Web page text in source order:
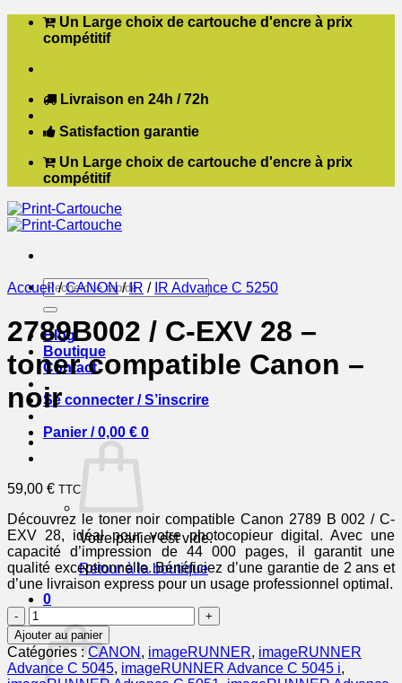
Passer Un Large choix de cartouche d'encre à prix
compétitif
Livraison en 24h / 72h
Satisfaction garantie
Un Large choix de cartouche d'encre à prix
compétitif
Recherche
pour :
Blog
Boutique
Contact
Se connecter / S’inscrire
Panier /0,00 € 0
Votre panier est vide.
Retour à la boutique
0
Accueil / CANON / IR / IR Advance C 5250
2789B002 / C-EXV 28 –
toner compatible Canon –
noir
59,00 € TTC
Découvrez le toner noir compatible Canon 2789 B 002 / C-
EXV 28, idéal pour votre photocopieur digital. Avec une
capacité d’impression de 44 000 pages, il garantit une
qualité exceptionnelle. Bénéficiez d’une garantie de 2 ans et
d’une livraison express pour un usage professionnel optimal.
quantité
de
2789B002
/
C-
Ajouter au panier
Catégories :CANON , imageRUNNER, imageRUNNER
Advance C 5045, imageRUNNER Advance C 5045 i,